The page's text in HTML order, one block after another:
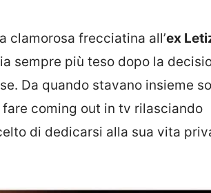
clamorosa frecciatina all’ex
sempre più teso dopo la
Da quando stavano insieme
coming out in tv rilasciando
di dedicarsi alla sua vita